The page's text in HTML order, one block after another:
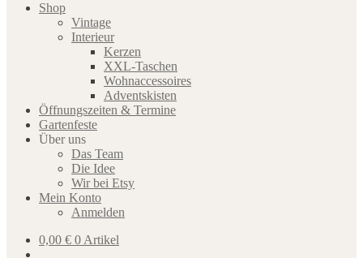
Shop
Vintage
Interieur
Kerzen
XXL-Taschen
Wohnaccessoires
Adventskisten
Öffnungszeiten & Termine
Gartenfeste
Über uns
Das Team
Die Idee
Wir bei Etsy
Mein Konto
Anmelden
0,00 € 0 Artikel